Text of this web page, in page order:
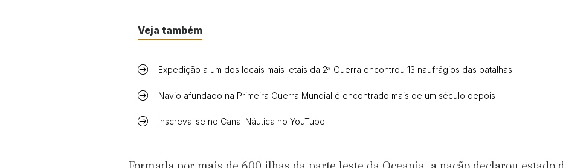
Veja também
Expedição a um dos locais mais letais da 2ª Guerra encontrou 13 naufrágios das batalhas
Navio afundado na Primeira Guerra Mundial é encontrado mais de um século depois
Inscreva-se no Canal Náutica no YouTube